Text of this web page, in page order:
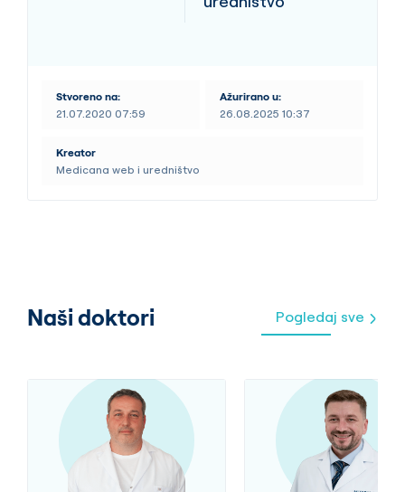
Stvoreno na:
21.07.2020 07:59
Ažurirano u:
26.08.2025 10:37
Kreator
Medicana web i uredništvo
Naši doktori Pogledaj sve